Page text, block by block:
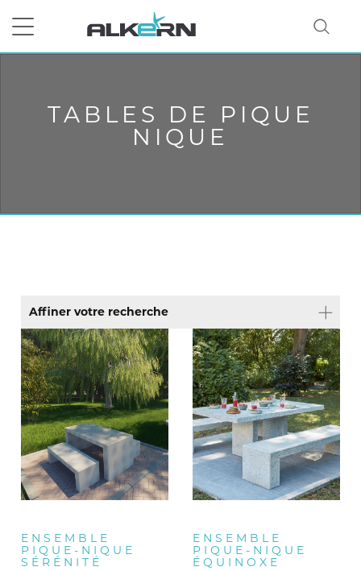
RECHERCHER
TABLES DE PIQUE
NIQUE
Affiner votre recherche
Type de produit
Accessoires jardins (1)
Travaux publics
(1)
Aménagement urbain et
sécurisation de la ville (1)
Repos et loisirs
ENSEMBLE
PIQUE-NIQUE
SÉRÉNITÉ
ENSEMBLE
PIQUE-NIQUE
ÉQUINOXE